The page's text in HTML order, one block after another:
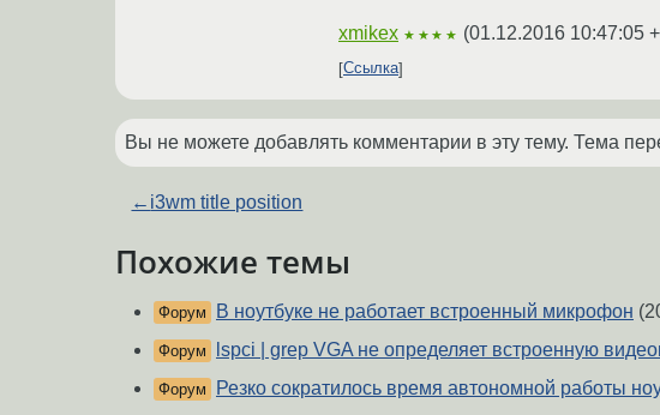
xmikex ★★★★ (01.12.2016 10:47:05
Ссылка
Вы не можете добавлять комментарии в эту тему. Тема
← i3wm title position
Похожие темы
Форум В ноутбуке не работает встроенный микрофон
Форум lspci | grep VGA не определяет встроенную
Форум Резко сократилось время автономной работы